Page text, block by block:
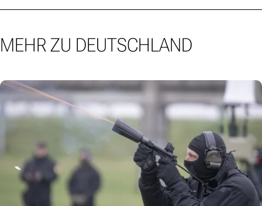
MEHR ZU DEUTSCHLAND